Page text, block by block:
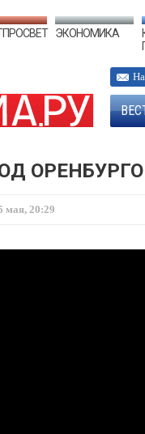
ЭКОНОМИКА
мая, 20:29